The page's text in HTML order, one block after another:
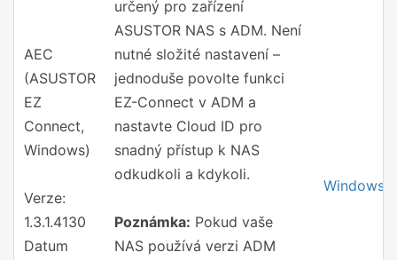
AEC
(ASUSTOR
EZ
Connect,
Windows)
Verze:
1.3.1.4130
Datum
určený pro zařízení
ASUSTOR NAS s ADM. Není
nutné složité nastavení –
jednoduše povolte funkci
EZ-Connect v ADM a
nastavte Cloud ID pro
snadný přístup k NAS
odkudkoli a kdykoli.
Poznámka: Pokud vaše
NAS používá verzi ADM
Windows